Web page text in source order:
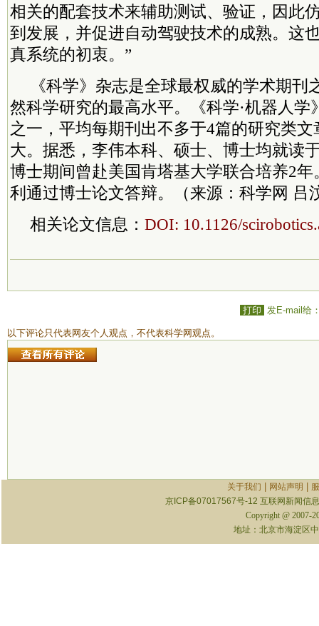
相关的配套技术来辅助测试、验证，因此
到发展，并促进自动驾驶技术的成熟。这
真系统的初衷。”
《科学》杂志是全球最权威的学术期刊
然科学研究的最高水平。《科学·机器人学
之一，平均每期刊出不多于4篇的研究类
大。据悉，李伟本科、硕士、博士均就读
博士期间曾赴美国肯塔基大学联合培养2
利通过博士论文答辩。（来源：科学网 吕
相关论文信息： DOI: 10.1126/
打印 发E-mail给
以下评论只代表网友个人观点，不代表科学网观点。
关于我们 网站声明
京ICP备07017567号-12 互联网新闻信
Copyright @ 2007-
地址：北京市海淀区